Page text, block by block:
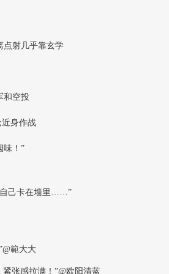
点射几乎靠玄学
和空投
近身作战
味！”
自己卡在墙里……”
範大大
张感拉满！”@欧阳清蓝